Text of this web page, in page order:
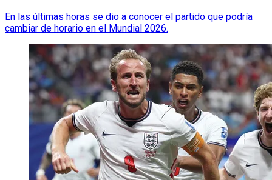
En las últimas horas se dio a conocer el partido que podría
cambiar de horario en el Mundial 2026.